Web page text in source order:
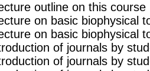
outline on this
on basic biophysical
on basic biophysical
of journals by
of journals by